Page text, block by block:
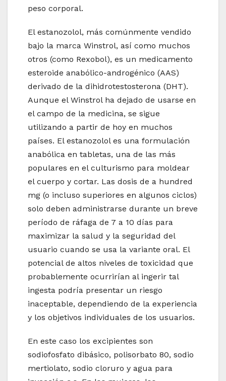
peso corporal.
El estanozolol, más comúnmente vendido
bajo la marca Winstrol, así como muchos
otros (como Rexobol), es un medicamento
esteroide anabólico-androgénico (AAS)
derivado de la dihidrotestosterona (DHT).
Aunque el Winstrol ha dejado de usarse en
el campo de la medicina, se sigue
utilizando a partir de hoy en muchos
países. El estanozolol es una formulación
anabólica en tabletas, una de las más
populares en el culturismo para moldear
el cuerpo y cortar. Las dosis de a hundred
mg (o incluso superiores en algunos ciclos)
solo deben administrarse durante un breve
período de ráfaga de 7 a 10 días para
maximizar la salud y la seguridad del
usuario cuando se usa la variante oral. El
potencial de altos niveles de toxicidad que
probablemente ocurrirían al ingerir tal
ingesta podría presentar un riesgo
inaceptable, dependiendo de la experiencia
y los objetivos individuales de los usuarios.
En este caso los excipientes son
sodiofosfato dibásico, polisorbato 80, sodio
mertiolato, sodio cloruro y agua para